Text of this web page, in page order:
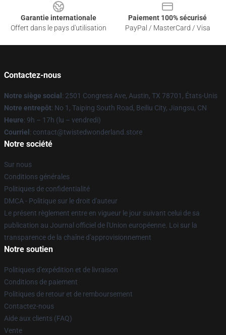
Garantie internationale
Offert dans le pays d'utilisation
Paiement 100% sécurisé
PayPal / MasterCard / Visa
Contactez-nous
Notre siège social : 2501 Congress Ave, Austin, TX 78701, États-Unis
Notre entrepôt: No 1, Taiping South Road, Beiliu City, Jiangsu, CN
Heure: 9h – 17h (lu – vendredi)
Courriel : contact@twistedwonderland.store
Notre société
Sur nous
Conditions générales
Politiques de confidentialité
DMCA - Politique sur le droit d'auteur
Le présent règlement entre en vigueur le jour suivant celui de sa
publication au Journal officiel de l'Union européenne. Loi sur la
transparence de la chaîne d'approvisionnement
Notre soutien
Politiques d'expédition et de livraison
Conditions de paiement
Politiques de retour et de remboursement
Contactez-nous
Aide aux clients (FAQ)
Vente